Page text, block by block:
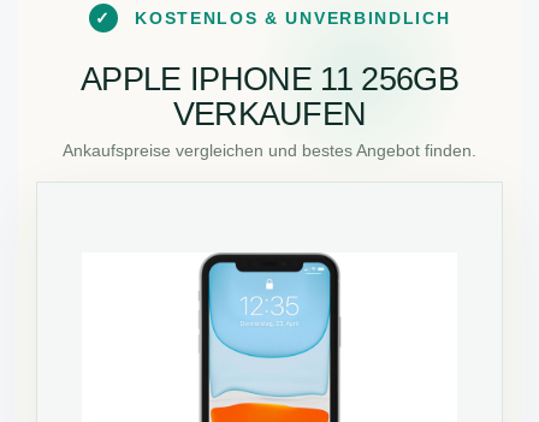
✓ KOSTENLOS & UNVERBINDLICH
APPLE IPHONE 11 256GB
VERKAUFEN
Ankaufspreise vergleichen und bestes Angebot finden.